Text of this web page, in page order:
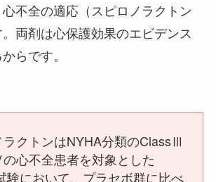
不全の適応（スピロノラクトン
両剤は心保護効果のエビデンス
らです。
ラクトンはNYHA分類のClassⅢ
心不全患者を対象とした
験において、プラセボ群に比べ